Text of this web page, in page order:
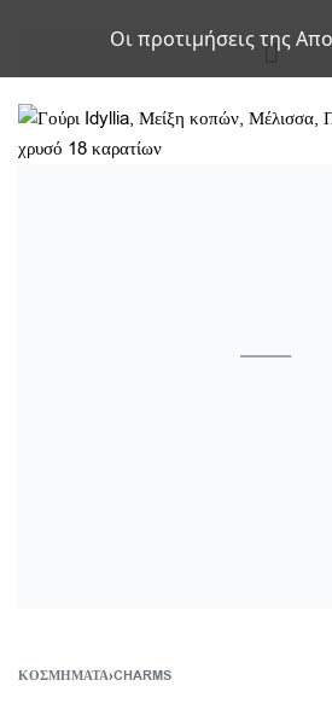
ΚΟΣΜΉΜΑΤΑ›CHARMS
Οι προτιμήσεις της